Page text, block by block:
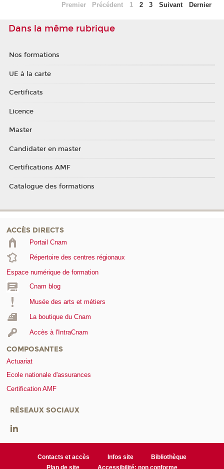
Premier
Précédent 1 2 3 Suivant Dernier
Dans la même rubrique
Nos formations
UE à la carte
Certificats
Licence
Master
Candidater en master
Certifications AMF
Catalogue des formations
ACCÈS DIRECTS
Portail Cnam
Répertoire des centres régionaux
Espace numérique de formation
Cnam blog
Musée des arts et métiers
La boutique du Cnam
Accès à l'IntraCnam
COMPOSANTES
Actuariat
Ecole nationale d'assurances
Certification AMF
RÉSEAUX SOCIAUX
Contacts et accès Infos site
Bibliothèque